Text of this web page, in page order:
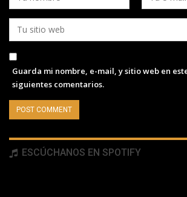
Guarda mi nombre, e-mail, y sitio web en
siguientes comentarios.
ESCÚCHANOS EN SPOTIFY